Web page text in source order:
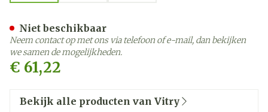
€ 61,22
Niet beschikbaar
Neem contact op met ons via telefoon of e-mail, dan bekijken
we samen de mogelijkheden.
Bekijk alle producten van Vitry